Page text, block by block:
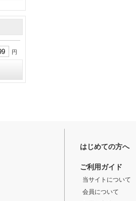
円
はじめての方へ
ご利用ガイド
当サイトについて
会員について